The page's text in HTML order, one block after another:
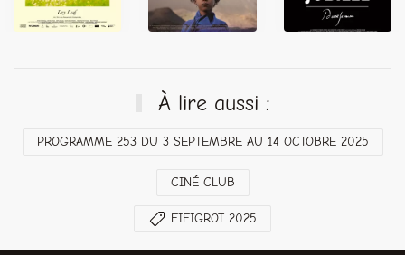
À lire aussi :
PROGRAMME 253 DU 3 SEPTEMBRE AU 14 OCTOBRE 2025
CINÉ CLUB
FIFIGROT 2025